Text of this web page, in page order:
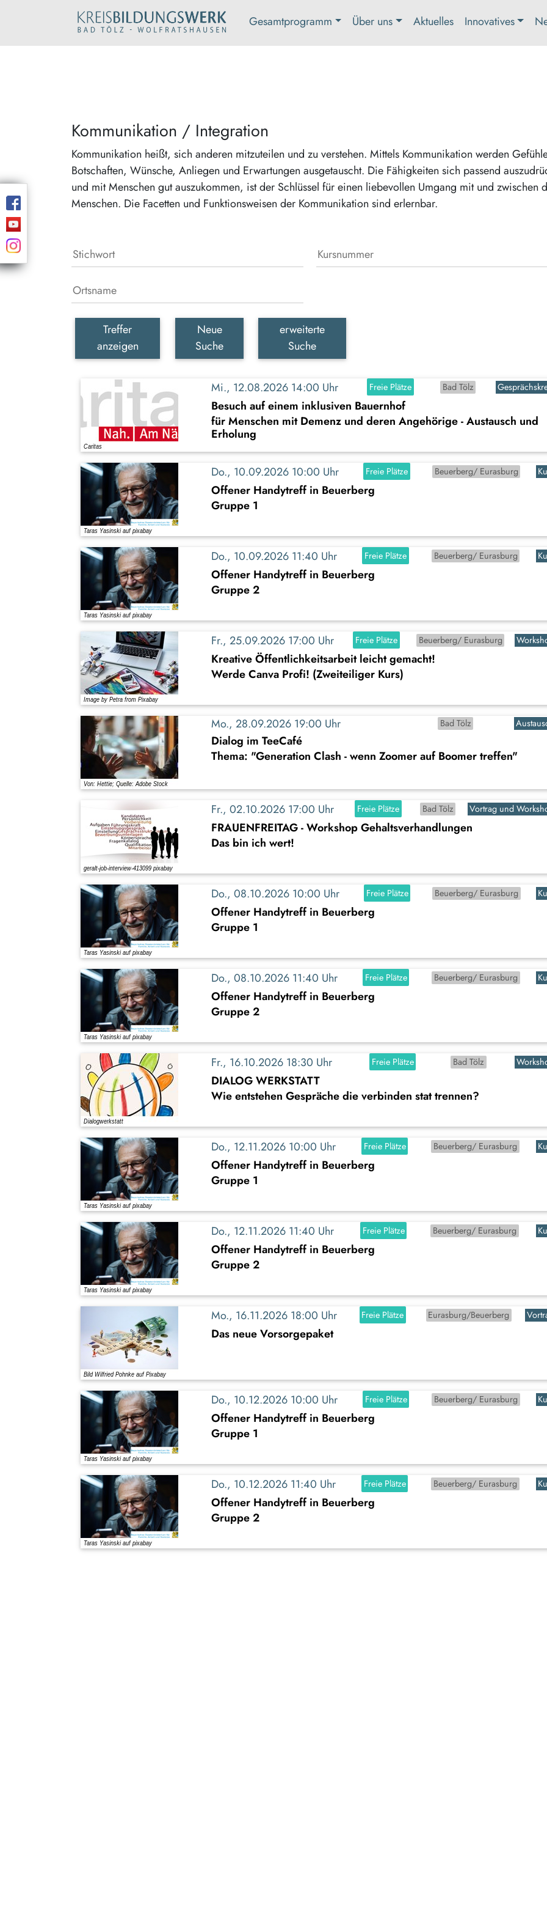
Gesamtprogramm Über uns Aktuelles Innovatives
Kommunikation / Integration
Kommunikation heißt, sich anderen mitzuteilen und zu verstehen. Mittels Kommunikation werden
Botschaften, Wünsche, Anliegen und Erwartungen ausgetauscht. Die Fähigkeiten sich passend
und mit Menschen gut auszukommen, ist der Schlüssel für einen liebevollen Umgang mit und zwischen
Menschen. Die Facetten und Funktionsweisen der Kommunikation sind erlernbar.
Treffer
anzeigen
Neue
Suche
erweiterte
Suche
Mi., 12.08.2026 14:00 Uhr Freie Plätze Bad Tölz
Besuch auf einem inklusiven Bauernhof
für Menschen mit Demenz und deren Angehörige - Austausch und
Erholung
Do., 10.09.2026 10:00 Uhr Freie Plätze Beuerberg/ Eurasburg
Offener Handytreff in Beuerberg
Gruppe 1
Do., 10.09.2026 11:40 Uhr Freie Plätze Beuerberg/ Eurasburg
Offener Handytreff in Beuerberg
Gruppe 2
Fr., 25.09.2026 17:00 Uhr Freie Plätze Beuerberg/ Eurasburg
Kreative Öffentlichkeitsarbeit leicht gemacht!
Werde Canva Profi! (Zweiteiliger Kurs)
Mo., 28.09.2026 19:00 Uhr Bad Tölz
Dialog im TeeCafé
Thema: "Generation Clash - wenn Zoomer auf Boomer treffen"
Fr., 02.10.2026 17:00 Uhr Freie Plätze Bad Tölz Vortrag und
FRAUENFREITAG - Workshop Gehaltsverhandlungen
Das bin ich wert!
Do., 08.10.2026 10:00 Uhr Freie Plätze Beuerberg/ Eurasburg
Offener Handytreff in Beuerberg
Gruppe 1
Do., 08.10.2026 11:40 Uhr Freie Plätze Beuerberg/ Eurasburg
Offener Handytreff in Beuerberg
Gruppe 2
Fr., 16.10.2026 18:30 Uhr Freie Plätze Bad Tölz
DIALOG WERKSTATT
Wie entstehen Gespräche die verbinden stat trennen?
Do., 12.11.2026 10:00 Uhr Freie Plätze Beuerberg/ Eurasburg
Offener Handytreff in Beuerberg
Gruppe 1
Do., 12.11.2026 11:40 Uhr Freie Plätze Beuerberg/ Eurasburg
Offener Handytreff in Beuerberg
Gruppe 2
Mo., 16.11.2026 18:00 Uhr Freie Plätze Eurasburg/Beuerberg
Das neue Vorsorgepaket
Do., 10.12.2026 10:00 Uhr Freie Plätze Beuerberg/ Eurasburg
Offener Handytreff in Beuerberg
Gruppe 1
Do., 10.12.2026 11:40 Uhr Freie Plätze Beuerberg/ Eurasburg
Offener Handytreff in Beuerberg
Gruppe 2